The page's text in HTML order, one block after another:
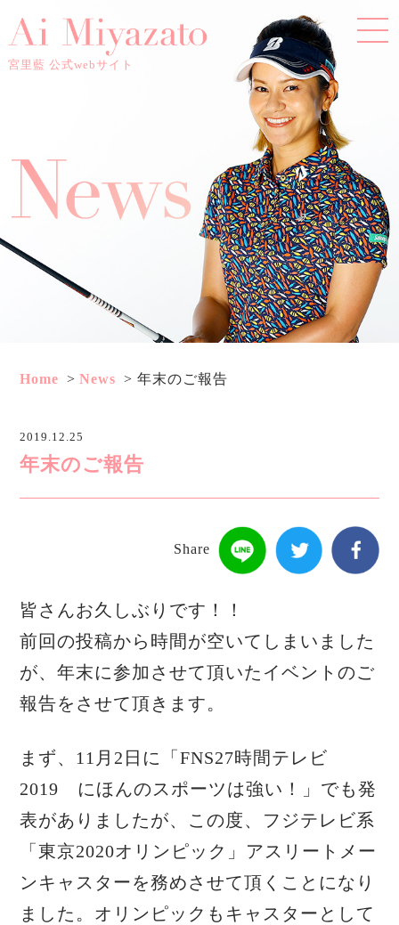
宮里藍 公式webサイト
Home News 年末のご報告
2019.12.25
年末のご報告
Share
皆さんお久しぶりです！！
前回の投稿から時間が空いてしまいました
が、年末に参加させて頂いたイベントのご
報告をさせて頂きます。
まず、11月2日に「FNS27時間テレビ
2019 にほんのスポーツは強い！」でも発
表がありましたが、この度、フジテレビ系
「東京2020オリンピック」アスリートメー
ンキャスターを務めさせて頂くことになり
ました。オリンピックもキャスターとして